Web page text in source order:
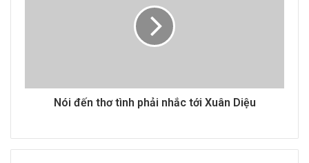
Nói đến thơ tình phải nhắc tới Xuân Diệu